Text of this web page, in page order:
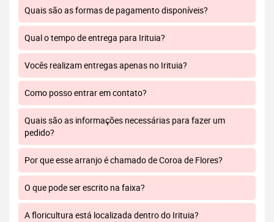
Quais são as formas de pagamento disponíveis?
Qual o tempo de entrega para Irituia?
Vocês realizam entregas apenas no Irituia?
Como posso entrar em contato?
Quais são as informações necessárias para fazer um
pedido?
Por que esse arranjo é chamado de Coroa de Flores?
O que pode ser escrito na faixa?
A floricultura está localizada dentro do Irituia?